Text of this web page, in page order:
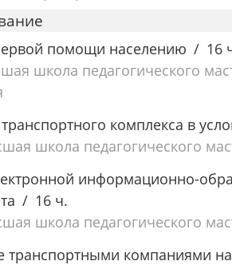
помощи населению
16
школа педагогического
комплекса в
школа педагогического
информационно-
16 ч.
школа педагогического
транспортными компаниями